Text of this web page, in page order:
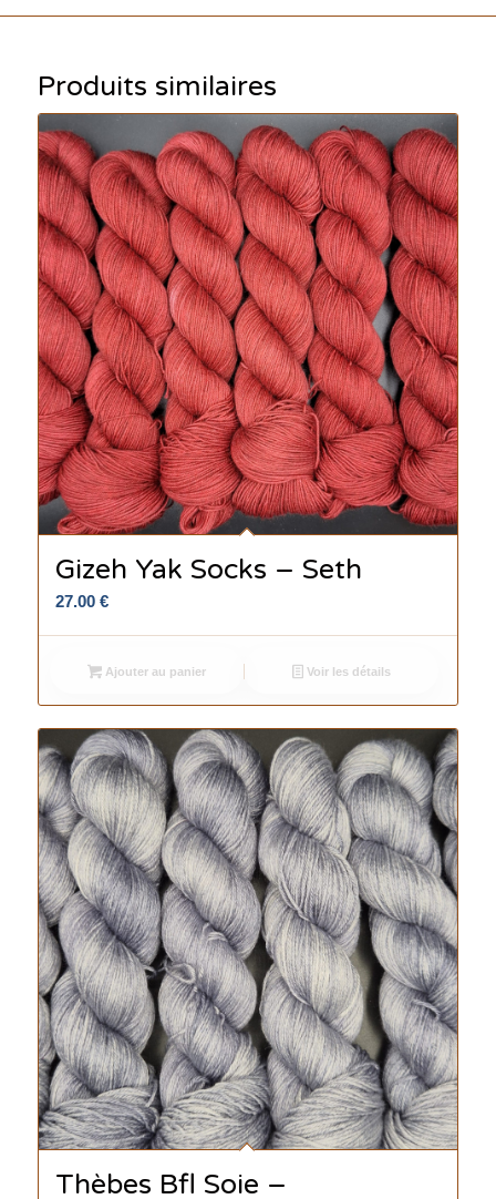
Produits similaires
Gizeh Yak Socks – Seth
27.00 €
Ajouter au panier Voir les détails
Thèbes Bfl Soie –